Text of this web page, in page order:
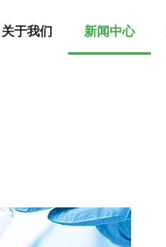
关于我们 新闻中心